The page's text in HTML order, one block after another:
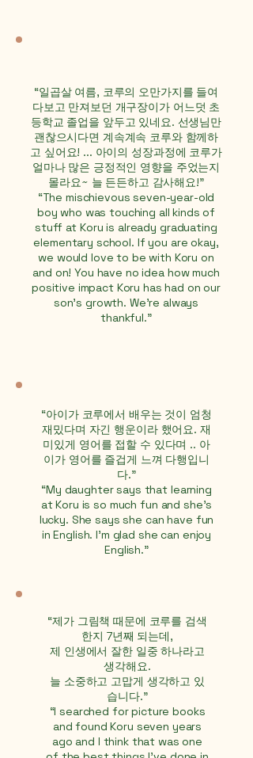
“일곱살 여름, 코루의 오만가지를 들여
다보고 만져보던 개구장이가 어느덧 초
등학교 졸업을 앞두고 있네요. 선생님만
괜찮으시다면 계속계속 코루와 함께하
고 싶어요! ... 아이의 성장과정에 코루가
얼마나 많은 긍정적인 영향을 주었는지
몰라요~ 늘 든든하고 감사해요!"
“The mischievous seven-year-old
boy who was touching all kinds of
stuff at Koru is already graduating
elementary school. If you are okay,
we would love to be with Koru on
and on! You have no idea how much
positive impact Koru has had on our
son's growth. We're always
thankful."
“아이가 코루에서 배우는 것이 엄청
재밌다며 자긴 행운이라 했어요. 재
미있게 영어를 접할 수 있다며 .. 아
이가 영어를 즐겁게 느껴 다행입니
다."
“My daughter says that learning
at Koru is so much fun and she's
lucky. She says she can have fun
in English. I'm glad she can enjoy
English."
“제가 그림책 때문에 코루를 검색
한지 7년째 되는데,
제 인생에서 잘한 일중 하나라고
생각해요.
늘 소중하고 고맙게 생각하고 있
습니다."​
“I searched for picture books
and found Koru seven years
ago and I think that was one